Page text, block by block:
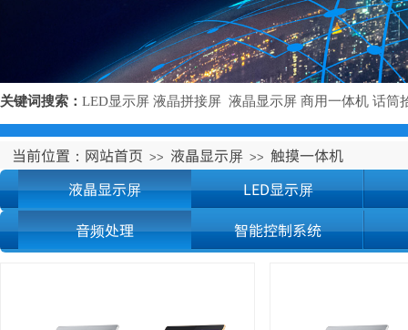
关键词搜索： LED显示屏 液晶拼接屏 液晶显示屏 商用一体机 话筒
当前位置： 网站首页 >> 液晶显示屏 >> 触摸一体机
液晶显示屏
LED显示屏
音频处理
智能控制系统